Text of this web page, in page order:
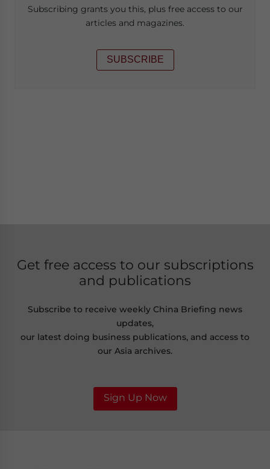
Subscribing grants you this, plus free access to our
articles and magazines.
SUBSCRIBE
Get free access to our subscriptions
and publications
Subscribe to receive weekly China Briefing news
updates,
our latest doing business publications, and access to
our Asia archives.
Sign Up Now